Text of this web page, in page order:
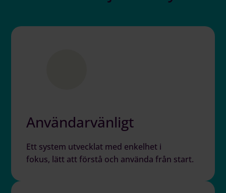
Användarvänligt
Ett system utvecklat med enkelhet i
fokus, lätt att förstå och använda från start.